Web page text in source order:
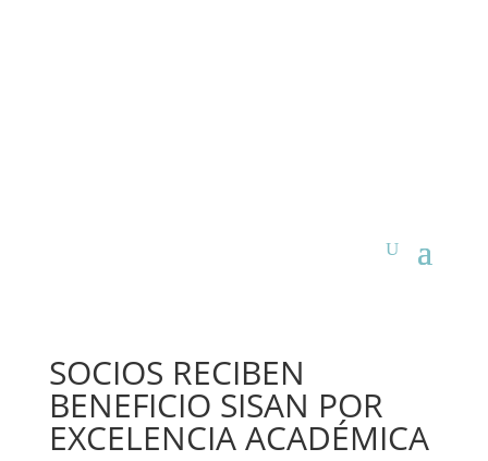
SOCIOS RECIBEN
BENEFICIO SISAN POR
EXCELENCIA ACADÉMICA